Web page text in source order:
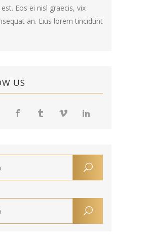
Eos ei nisl graecis, vix
an. Eius lorem tincidunt
US